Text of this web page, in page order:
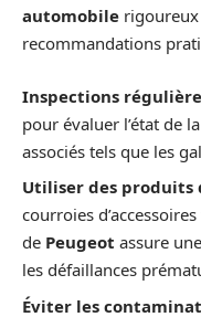
automobile
recommandations
Inspections
pour évaluer l’état de
associés tels que les
Utiliser des produits
courroies
de Peugeot assure
les défaillances
Éviter les